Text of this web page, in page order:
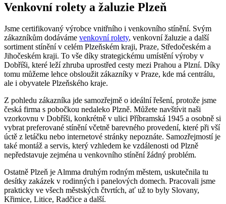
Venkovní rolety a žaluzie Plzeň
Jsme certifikovaný výrobce vnitřního i venkovního stínění. Svým
zákazníkům dodáváme venkovní rolety, venkovní žaluzie a další
sortiment stínění v celém Plzeňském kraji, Praze, Středočeském a
Jihočeském kraji. To vše díky strategickému umístění výroby v
Dobříši, které leží zhruba uprostřed cesty mezi Prahou a Plzní. Díky
tomu můžeme lehce obsloužit zákazníky v Praze, kde má centrálu,
ale i obyvatele Plzeňského kraje.
Z pohledu zákazníka jde samozřejmě o ideální řešení, protože jsme
česká firma s pobočkou nedaleko Plzně. Můžete navštívit naši
vzorkovnu v Dobříši, konkrétně v ulici Příbramská 1945 a osobně si
vybrat preferované stínění včetně barevného provedení, které při vší
úctě z letáčku nebo internetové stránky nepoznáte. Samozřejmostí je
také montáž a servis, který vzhledem ke vzdálenosti od Plzně
nepředstavuje zejména u venkovního stínění žádný problém.
Ostatně Plzeň je Almma druhým rodným městem, uskutečnila tu
desítky zakázek v rodinných i panelových domech. Pracovali jsme
prakticky ve všech městských čtvrtích, ať už to byly Slovany,
Křimice, Litice, Radčice a další.